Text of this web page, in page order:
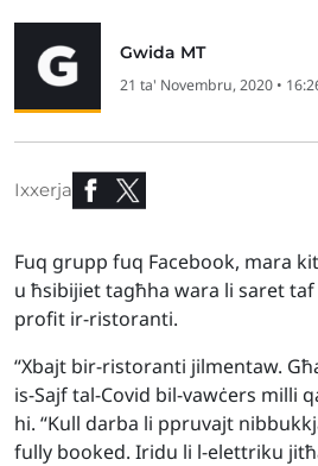
Gwida MT
21 ta' Novembru, 2020 •
Ixxerja
Fuq grupp fuq Facebook, mara
u ħsibijiet tagħha wara li saret
profit ir-ristoranti.
“Xbajt bir-ristoranti jilmentaw.
is-Sajf tal-Covid bil-vawċers milli
hi. “Kull darba li ppruvajt
fully booked. Iridu li l-elettriku